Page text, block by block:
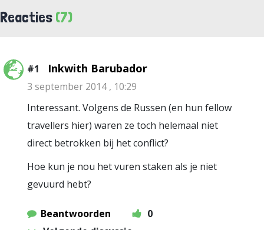
Reacties (7)
#1 Inkwith Barubador
3 september 2014 , 10:29
Interessant. Volgens de Russen (en hun fellow
travellers hier) waren ze toch helemaal niet
direct betrokken bij het conflict?
Hoe kun je nou het vuren staken als je niet
gevuurd hebt?
Beantwoorden
0